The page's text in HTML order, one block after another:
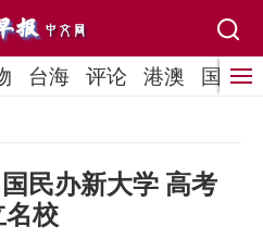
台海 评论 港澳 国际
民办新大学 高考
名校